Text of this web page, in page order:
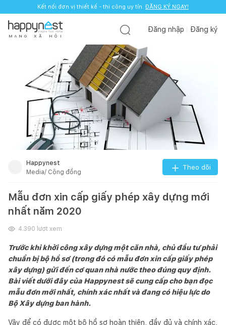
Kết nối đơn vị thiết kế - thi công uy tín. ĐĂNG KÝ NGAY!
Kết nối đơn vị thiết kế - thi công uy tín. ĐĂNG KÝ NGAY!
M Ạ N G X Ã H Ộ I
Đăng nhập Đăng ký
Happynest
Media/ Cộng đồng
Theo dõi
Mẫu đơn xin cấp giấy phép xây dựng mới
nhất năm 2020
4.390 lượt xem
Trước khi khởi công xây dựng một căn nhà, chủ đầu tư phải
chuẩn bị bộ hồ sơ (trong đó có mẫu đơn xin cấp giấy phép
xây dựng) gửi đến cơ quan nhà nước theo đúng quy định.
Bài viết dưới đây của Happynest sẽ cung cấp cho bạn đọc
mẫu đơn mới nhất, chính xác nhất và đang có hiệu lực do
Bộ Xây dựng ban hành.
Vậy để có được một bộ hồ sơ hoàn thiện, đầy đủ và chính xác,